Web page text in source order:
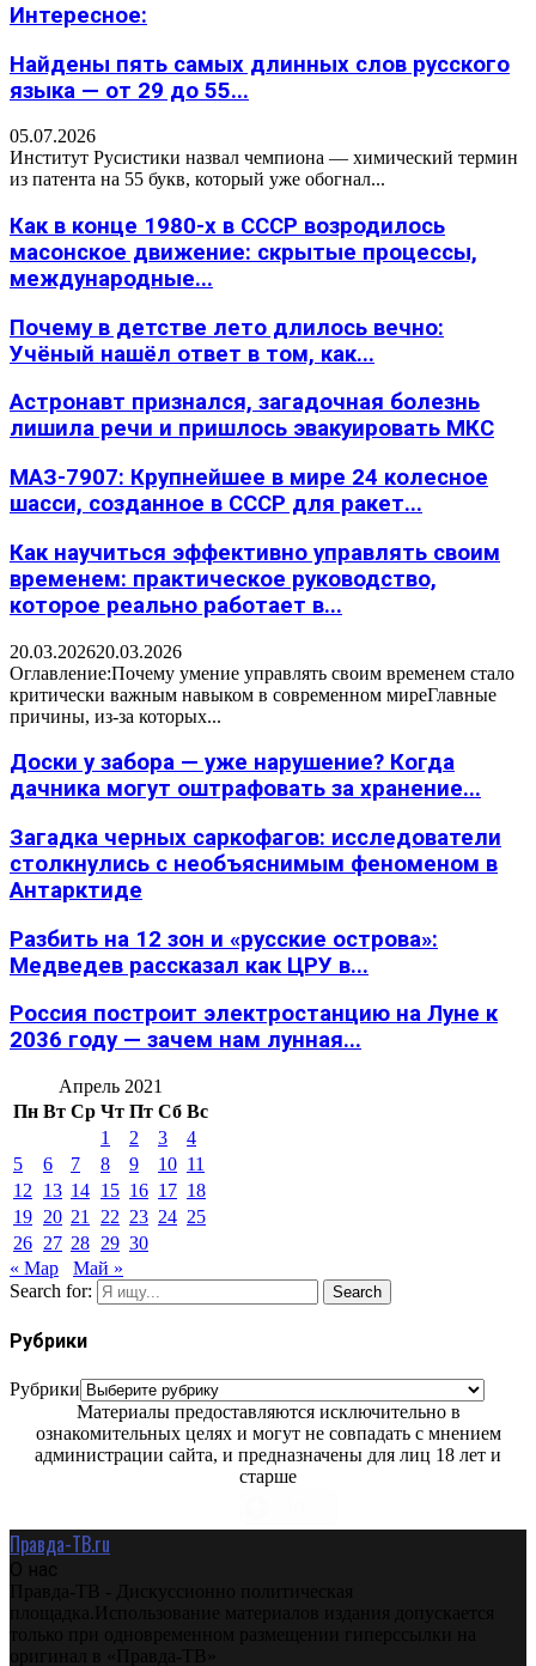
Интересное:
Найдены пять самых длинных слов русского
языка — от 29 до 55...
05.07.2026
Институт Русистики назвал чемпиона — химический термин
из патента на 55 букв, который уже обогнал...
Как в конце 1980-х в СССР возродилось
масонское движение: скрытые процессы,
международные...
Почему в детстве лето длилось вечно:
Учёный нашёл ответ в том, как...
Астронавт признался, загадочная болезнь
лишила речи и пришлось эвакуировать МКС
МАЗ-7907: Крупнейшее в мире 24 колесное
шасси, созданное в СССР для ракет...
Как научиться эффективно управлять своим
временем: практическое руководство,
которое реально работает в...
20.03.202620.03.2026
Оглавление:Почему умение управлять своим временем стало
критически важным навыком в современном миреГлавные
причины, из-за которых...
Доски у забора — уже нарушение? Когда
дачника могут оштрафовать за хранение...
Загадка черных саркофагов: исследователи
столкнулись с необъяснимым феноменом в
Антарктиде
Разбить на 12 зон и «русские острова»:
Медведев рассказал как ЦРУ в...
Россия построит электростанцию на Луне к
2036 году — зачем нам лунная...
Апрель 2021
Пн Вт Ср Чт Пт Сб Вс
1
2 3
4
5
6 7 8 9 10 11
12
13 14 15 16 17 18
19 20 21 22 23 24 25
26 27 28 29 30
« Мар
Май »
Search for:
Search
Рубрики
Рубрики
Материалы предоставляются исключительно в
ознакомительных целях и могут не совпадать с мнением
администрации сайта, и предназначены для лиц 18 лет и
старше
Правда-ТВ.ru
О нас
Правда-ТВ - Дискуссионно политическая
площадка.Использование материалов издания допускается
только при одновременном размещении гиперссылки на
оригинал в «Правда-ТВ»